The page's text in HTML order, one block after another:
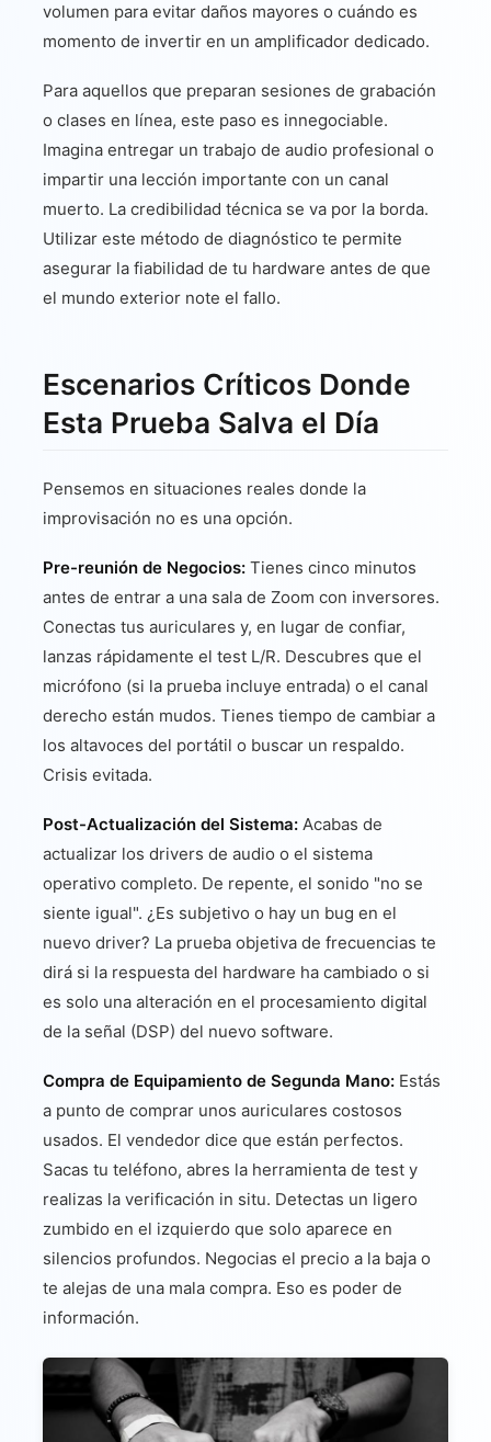
volumen para evitar daños mayores o cuándo es
momento de invertir en un amplificador dedicado.
Para aquellos que preparan sesiones de grabación
o clases en línea, este paso es innegociable.
Imagina entregar un trabajo de audio profesional o
impartir una lección importante con un canal
muerto. La credibilidad técnica se va por la borda.
Utilizar este método de diagnóstico te permite
asegurar la fiabilidad de tu hardware antes de que
el mundo exterior note el fallo.
Escenarios Críticos Donde
Esta Prueba Salva el Día
Pensemos en situaciones reales donde la
improvisación no es una opción.
Pre-reunión de Negocios: Tienes cinco minutos
antes de entrar a una sala de Zoom con inversores.
Conectas tus auriculares y, en lugar de confiar,
lanzas rápidamente el test L/R. Descubres que el
micrófono (si la prueba incluye entrada) o el canal
derecho están mudos. Tienes tiempo de cambiar a
los altavoces del portátil o buscar un respaldo.
Crisis evitada.
Post-Actualización del Sistema: Acabas de
actualizar los drivers de audio o el sistema
operativo completo. De repente, el sonido "no se
siente igual". ¿Es subjetivo o hay un bug en el
nuevo driver? La prueba objetiva de frecuencias te
dirá si la respuesta del hardware ha cambiado o si
es solo una alteración en el procesamiento digital
de la señal (DSP) del nuevo software.
Compra de Equipamiento de Segunda Mano: Estás
a punto de comprar unos auriculares costosos
usados. El vendedor dice que están perfectos.
Sacas tu teléfono, abres la herramienta de test y
realizas la verificación in situ. Detectas un ligero
zumbido en el izquierdo que solo aparece en
silencios profundos. Negocias el precio a la baja o
te alejas de una mala compra. Eso es poder de
información.